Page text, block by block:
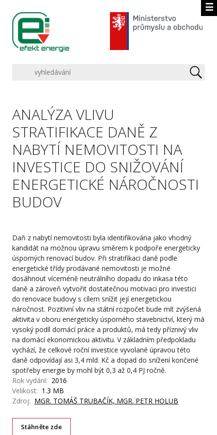
☰
ANALÝZA VLIVU
STRATIFIKACE DANĚ Z
NABYTÍ NEMOVITOSTI NA
INVESTICE DO SNIŽOVÁNÍ
ENERGETICKÉ NÁROČNOSTI
BUDOV
Daň z nabytí nemovitosti byla identifikována jako vhodný
kandidát na možnou úpravu směrem k podpoře energeticky
úsporných renovací budov. Při stratifikaci daně podle
energetické třídy prodávané nemovitosti je možné
dosáhnout víceméně neutrálního dopadu do inkasa této
daně a zároveň vytvořit dostatečnou motivaci pro investici
do renovace budovy s cílem snížit její energetickou
náročnost. Pozitivní vliv na státní rozpočet bude mít zvýšená
aktivita v oboru energeticky úsporného stavebnictví, který má
vysoký podíl domácí práce a produktů, má tedy příznivý vliv
na domácí ekonomickou aktivitu. V základním předpokladu
vychází, že celkové roční investice vyvolané úpravou této
daně odpovídají asi 3,4 mld. Kč a dopad do snížení končené
spotřeby energie by mohl být 0,3 až 0,4 PJ ročně.
Rok vydání: 2016
Velikost: 1.3 MB
Zdroj: MGR. TOMÁŠ TRUBAČÍK, MGR. PETR HOLUB
Stáhněte zde